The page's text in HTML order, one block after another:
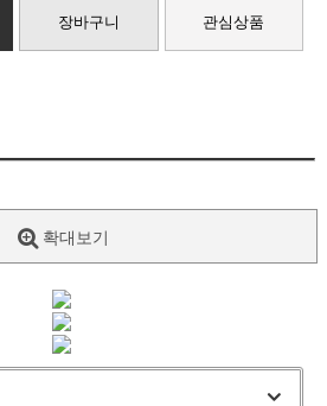
장바구니 관심상품
확대보기